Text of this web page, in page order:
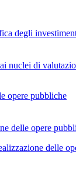
degli
nuclei di
opere pubbliche
delle opere
delle